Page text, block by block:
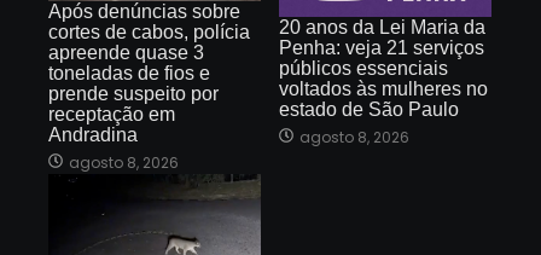
Após denúncias sobre
cortes de cabos, polícia
apreende quase 3
toneladas de fios e
prende suspeito por
receptação em
Andradina
agosto 8, 2026
20 anos da Lei Maria da
Penha: veja 21 serviços
públicos essenciais
voltados às mulheres no
estado de São Paulo
agosto 8, 2026